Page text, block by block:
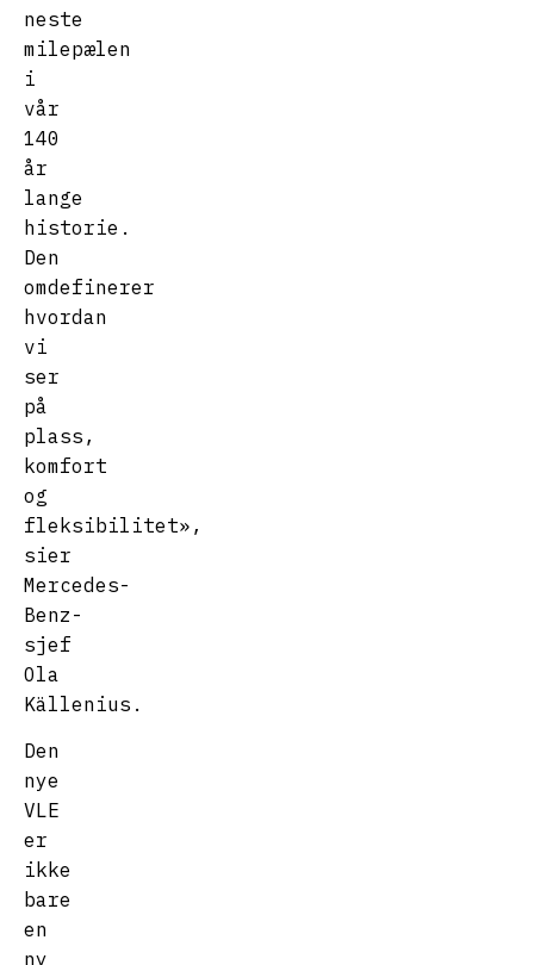
neste
milepælen
i
vår
140
år
lange
historie.
Den
omdefinerer
hvordan
vi
ser
på
plass,
komfort
og
fleksibilitet»,
sier
Mercedes-
Benz-
sjef
Ola
Källenius.
Den
nye
VLE
er
ikke
bare
en
ny